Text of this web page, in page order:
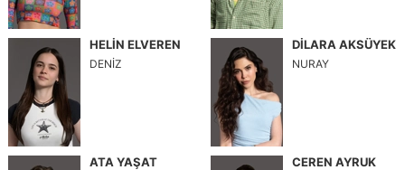
HELİN ELVEREN
DENİZ
DİLARA AKSÜYEK
NURAY
ATA YAŞAT CEREN AYRUK